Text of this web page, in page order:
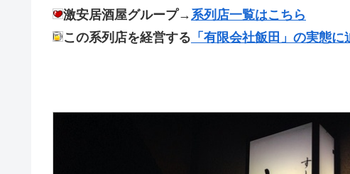
激安居酒屋グループ→ 系列店一覧はこちら
この系列店を経営する 「有限会社飯田」の実態